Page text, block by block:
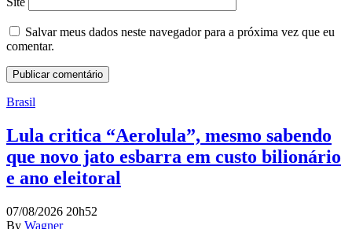
Salvar meus dados neste navegador para a próxima vez que eu
comentar.
Brasil
Lula critica “Aerolula”, mesmo sabendo
que novo jato esbarra em custo bilionário
e ano eleitoral
07/08/2026 20h52
By Wagner